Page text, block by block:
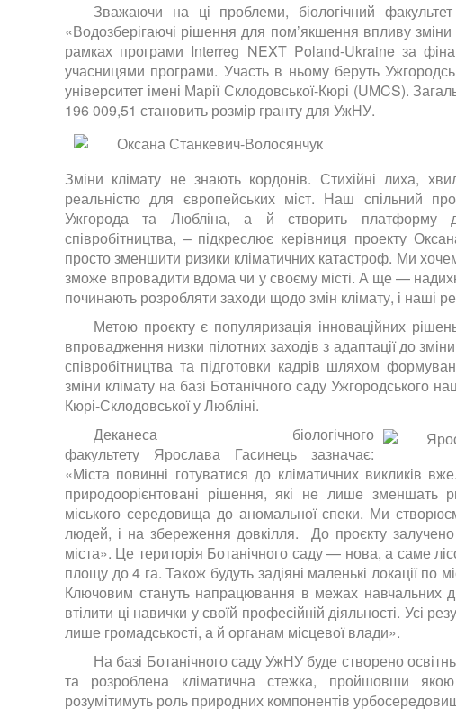
Зважаючи на ці проблеми, біологічний
«Водозберігаючі рішення для пом’якшення впливу
рамках програми Interreg NEXT Poland-Ukraine за
учасницями програми. Участь в ньому беруть
університет імені Марії Склодовської-Кюрі (UMCS).
196 009,51 становить розмір гранту для УжНУ.
Зміни клімату не знають кордонів. Стихійні лиха,
реальністю для європейських міст. Наш спільний
Ужгорода та Любліна, а й створить платформу
співробітництва, – підкреслює керівниця проекту
просто зменшити ризики кліматичних катастроф. Ми
зможе впровадити вдома чи у своєму місті. А ще —
починають розробляти заходи щодо змін клімату, і наші
Метою проєкту є популяризація інноваційних
впровадження низки пілотних заходів з адаптації до
співробітництва та підготовки кадрів шляхом
зміни клімату на базі Ботанічного саду Ужгородського
Кюрі-Склодовської у Любліні.
Деканеса біологічного
факультету Ярослава Гасинець зазначає:
«Міста повинні готуватися до кліматичних викликів
природоорієнтовані рішення, які не лише зменшать
міського середовища до аномальної спеки. Ми
людей, і на збереження довкілля. До проєкту
міста». Це територія Ботанічного саду — нова, а саме
площу до 4 га. Також будуть задіяні маленькі локації по
Ключовим стануть напрацювання в межах навчальних
втілити ці навички у своїй професійній діяльності. Усі
лише громадськості, а й органам місцевої влади».
На базі Ботанічного саду УжНУ буде створено
та розроблена кліматична стежка, пройшовши якою
розумітимуть роль природних компонентів